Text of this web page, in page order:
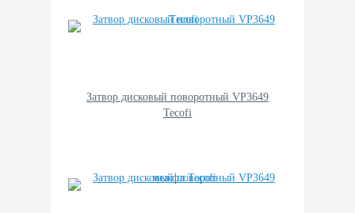
Затвор дисковый поворотный VP3649
Tecofi